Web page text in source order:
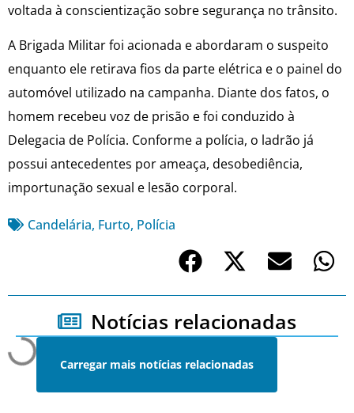
voltada à conscientização sobre segurança no trânsito.
A Brigada Militar foi acionada e abordaram o suspeito
enquanto ele retirava fios da parte elétrica e o painel do
automóvel utilizado na campanha. Diante dos fatos, o
homem recebeu voz de prisão e foi conduzido à
Delegacia de Polícia. Conforme a polícia, o ladrão já
possui antecedentes por ameaça, desobediência,
importunação sexual e lesão corporal.
Candelária, Furto, Polícia
Notícias relacionadas
Carregar mais notícias relacionadas